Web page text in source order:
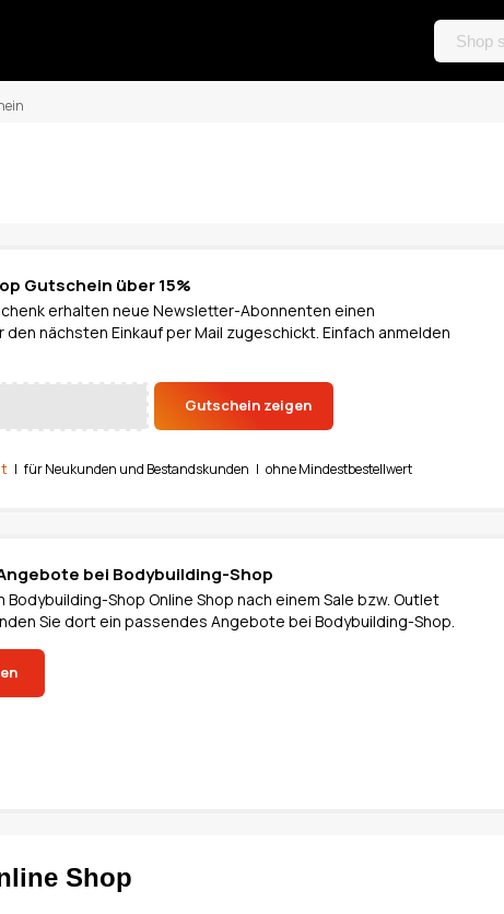
Gutschein über 15%
erhalten neue Newsletter-Abonnenten einen
nächsten Einkauf per Mail zugeschickt. Einfach anmelden
Gutschein zeigen
| für Neukunden und Bestandskunden | ohne Mindestbestellwert
bei Bodybuilding-Shop
Bodybuilding-Shop Online Shop nach einem Sale bzw. Outlet
Sie dort ein passendes Angebote bei Bodybuilding-Shop.
Shop